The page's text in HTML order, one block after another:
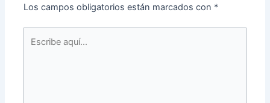
Los campos obligatorios están marcados con *
aquí...